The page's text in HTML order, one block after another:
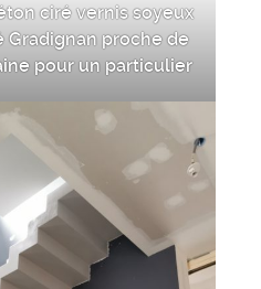
ciré vernis soyeux
proche de
pour un particulier